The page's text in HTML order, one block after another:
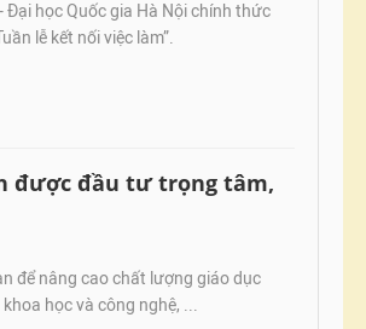
Đại học Quốc gia Hà Nội chính thức
lễ kết nối việc làm”.
được đầu tư trọng tâm,
để nâng cao chất lượng giáo dục
học và công nghệ, ...